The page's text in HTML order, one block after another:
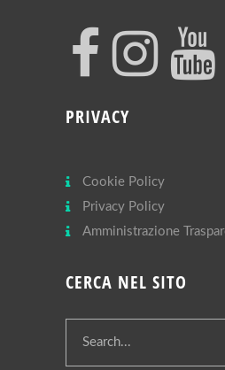
PRIVACY
Cookie Policy
Privacy Policy
Amministrazione
CERCA NEL SITO